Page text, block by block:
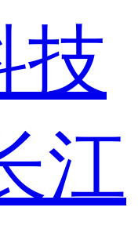
技
江